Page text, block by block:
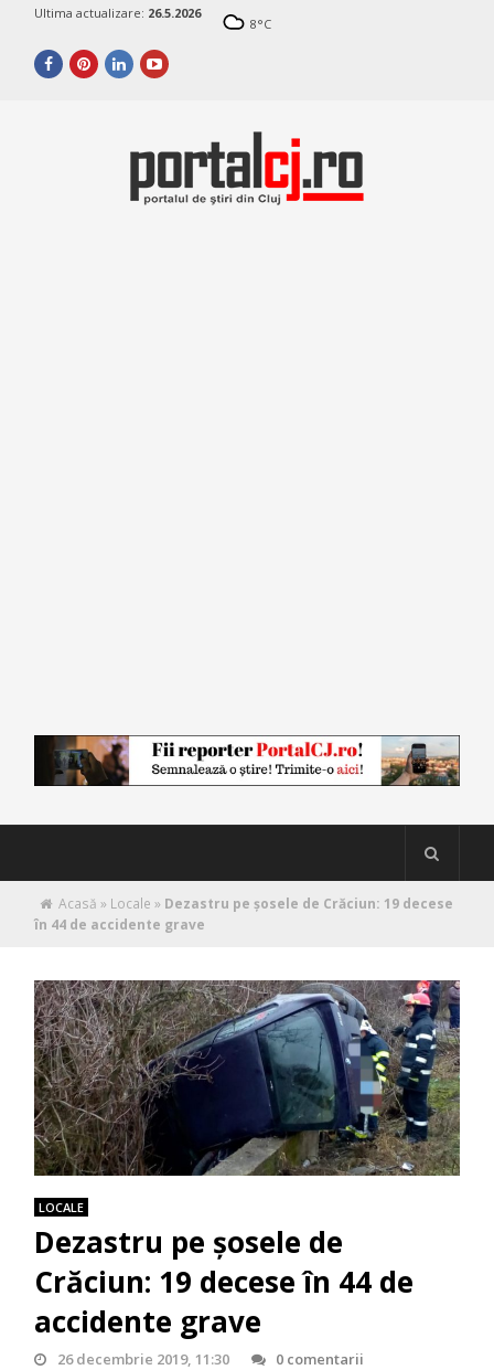
Ultima actualizare: 26.5.2026
8°C
Acasă » Locale » Dezastru pe şosele de Crăciun: 19 decese
în 44 de accidente grave
LOCALE
Dezastru pe şosele de
Crăciun: 19 decese în 44 de
accidente grave
26 decembrie 2019, 11:30 0 comentarii